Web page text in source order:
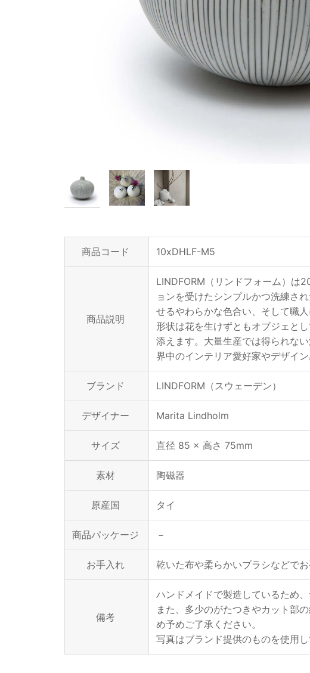
商品コード 10xDHLF-M5
商品説明
LINDFORM（リンドフォーム）は
ョンを受けたシンプルかつ洗練さ
せるやわらかな色合い、そして職
形状は花を生けずともオブジェと
添えます。大量生産では得られな
界中のインテリア愛好家やデザイ
ブランド LINDFORM（スウェーデン）
デザイナー Marita Lindholm
サイズ 直径 85 × 高さ 75mm
素材 陶磁器
原産国 タイ
商品パッケージ －
お手入れ 乾いた布や柔らかいブラシなどで
備考
ハンドメイドで製造しているため
また、多少のがたつきやカット部
め予めご了承ください。
写真はブランド提供のものを使用